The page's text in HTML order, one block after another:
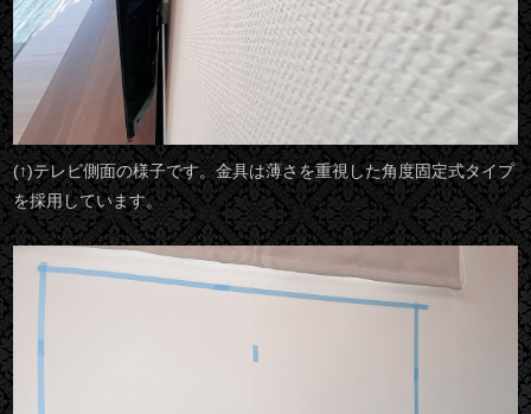
(↑)テレビ側面の様子です。金具は薄さを重視した角度固定式タイプ
を採用しています。